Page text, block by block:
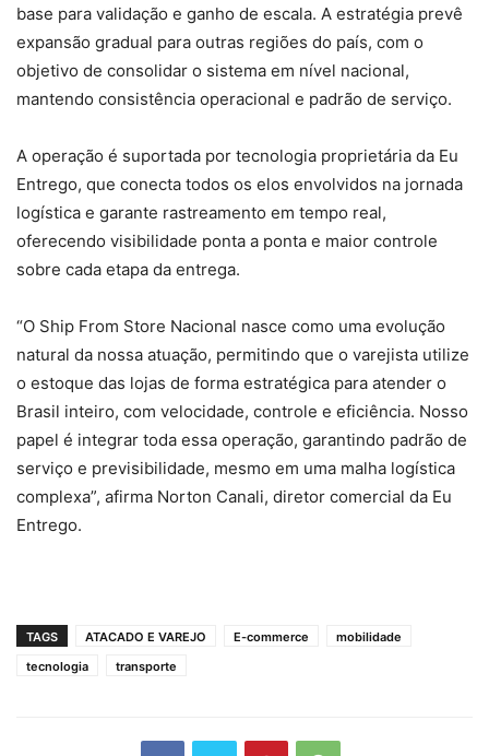
base para validação e ganho de escala. A estratégia prevê
expansão gradual para outras regiões do país, com o
objetivo de consolidar o sistema em nível nacional,
mantendo consistência operacional e padrão de serviço.
A operação é suportada por tecnologia proprietária da Eu
Entrego, que conecta todos os elos envolvidos na jornada
logística e garante rastreamento em tempo real,
oferecendo visibilidade ponta a ponta e maior controle
sobre cada etapa da entrega.
“O Ship From Store Nacional nasce como uma evolução
natural da nossa atuação, permitindo que o varejista utilize
o estoque das lojas de forma estratégica para atender o
Brasil inteiro, com velocidade, controle e eficiência. Nosso
papel é integrar toda essa operação, garantindo padrão de
serviço e previsibilidade, mesmo em uma malha logística
complexa”, afirma Norton Canali, diretor comercial da Eu
Entrego.
TAGS ATACADO E VAREJO E-commerce
mobilidade
tecnologia
transporte